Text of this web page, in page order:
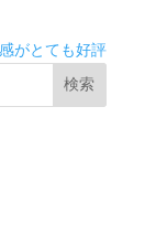
がとても好評
検索